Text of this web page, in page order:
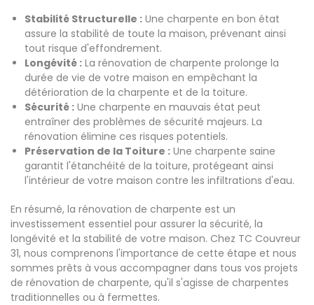
Stabilité Structurelle : Une charpente en bon état
assure la stabilité de toute la maison, prévenant ainsi
tout risque d'effondrement.
Longévité : La rénovation de charpente prolonge la
durée de vie de votre maison en empêchant la
détérioration de la charpente et de la toiture.
Sécurité : Une charpente en mauvais état peut
entraîner des problèmes de sécurité majeurs. La
rénovation élimine ces risques potentiels.
Préservation de la Toiture : Une charpente saine
garantit l'étanchéité de la toiture, protégeant ainsi
l'intérieur de votre maison contre les infiltrations d'eau.
En résumé, la rénovation de charpente est un
investissement essentiel pour assurer la sécurité, la
longévité et la stabilité de votre maison. Chez TC Couvreur
31, nous comprenons l'importance de cette étape et nous
sommes prêts à vous accompagner dans tous vos projets
de rénovation de charpente, qu'il s'agisse de charpentes
traditionnelles ou à fermettes.